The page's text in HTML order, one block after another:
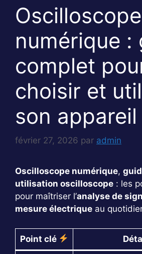
Oscilloscope
numérique :
complet
choisir et
son appareil
février 27, 2026 par admin
Oscilloscope numérique,
utilisation oscilloscope : les
pour maîtriser l’analyse de
mesure électrique au
Point clé